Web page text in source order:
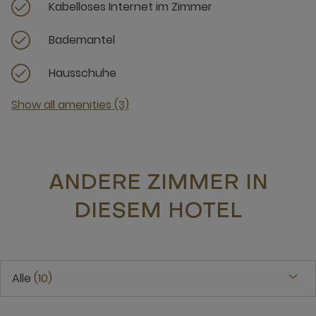
Kabelloses Internet im Zimmer
Bademantel
Hausschuhe
Show all amenities (3)
ANDERE ZIMMER IN
DIESEM HOTEL
Alle 10